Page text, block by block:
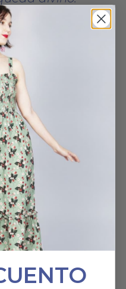
en persona
bonito que
STITCH